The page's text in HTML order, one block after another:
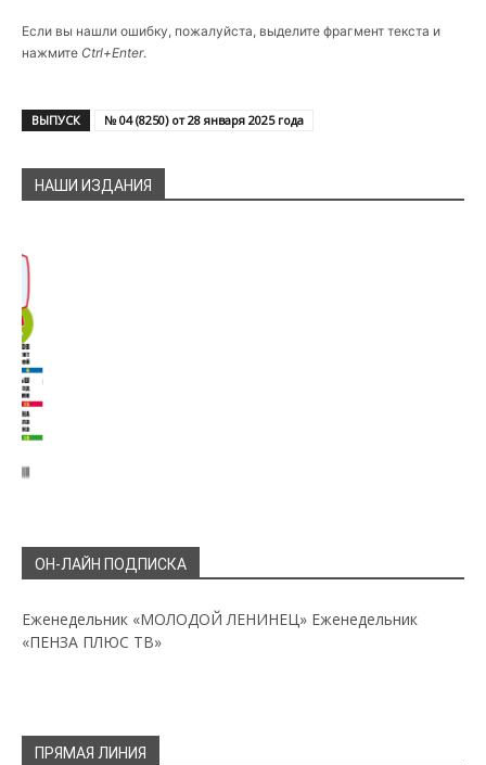
Если вы нашли ошибку, пожалуйста, выделите фрагмент текста и
нажмите Ctrl+Enter.
ВЫПУСК № 04 (8250) от 28 января 2025 года
НАШИ ИЗДАНИЯ
ОН-ЛАЙН ПОДПИСКА
Еженедельник «МОЛОДОЙ ЛЕНИНЕЦ» Еженедельник
«ПЕНЗА ПЛЮС ТВ»
ПРЯМАЯ ЛИНИЯ